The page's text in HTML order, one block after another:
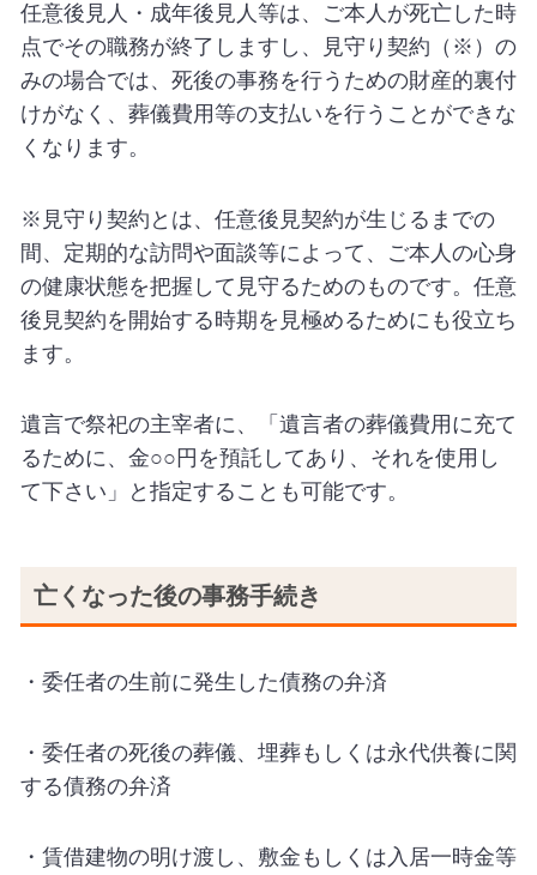
任意後見人・成年後見人等は、ご本人が死亡した時
点でその職務が終了しますし、見守り契約（※）の
みの場合では、死後の事務を行うための財産的裏付
けがなく、葬儀費用等の支払いを行うことができな
くなります。
※見守り契約とは、任意後見契約が生じるまでの
間、定期的な訪問や面談等によって、ご本人の心身
の健康状態を把握して見守るためのものです。任意
後見契約を開始する時期を見極めるためにも役立ち
ます。
遺言で祭祀の主宰者に、「遺言者の葬儀費用に充て
るために、金○○円を預託してあり、それを使用し
て下さい」と指定することも可能です。
亡くなった後の事務手続き
・委任者の生前に発生した債務の弁済
・委任者の死後の葬儀、埋葬もしくは永代供養に関
する債務の弁済
・賃借建物の明け渡し、敷金もしくは入居一時金等